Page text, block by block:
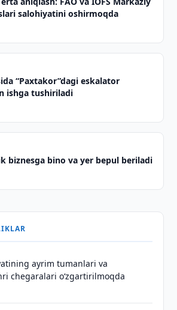
salohiyatini oshirmoqda
“Paxtakor”dagi eskalator
ishga tushiriladi
biznesga bino va yer bepul beriladi
ayrim tumanlari va
chegaralari oʻzgartirilmoqda